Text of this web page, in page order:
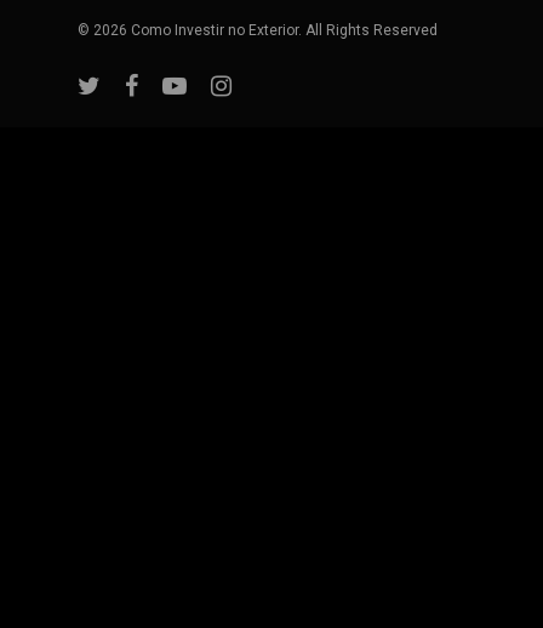
© 2026 Como Investir no Exterior. All Rights Reserved